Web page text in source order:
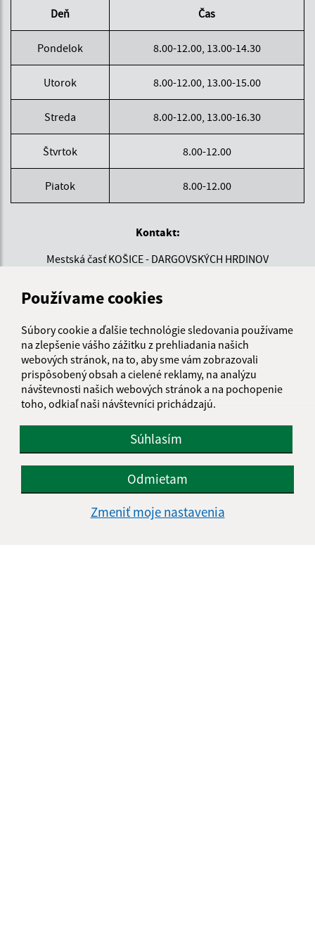
Používame cookies
Súbory cookie a ďalšie technológie sledovania používame
na zlepšenie vášho zážitku z prehliadania našich
webových stránok, na to, aby sme vám zobrazovali
prispôsobený obsah a cielené reklamy, na analýzu
návštevnosti našich webových stránok a na pochopenie
toho, odkiaľ naši návštevníci prichádzajú.
Súhlasím
Odmietam
Zmeniť moje nastavenia
Deň Čas
Pondelok 8.00-12.00, 13.00-14.30
Utorok 8.00-12.00, 13.00-15.00
Streda 8.00-12.00, 13.00-16.30
Štvrtok 8.00-12.00
Piatok 8.00-12.00
Kontakt:
Mestská časť KOŠICE - DARGOVSKÝCH HRDINOV
040 22 Košice
+421 55 300 90 01
IČO: 00690988